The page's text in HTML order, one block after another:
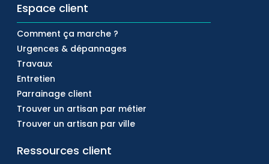
Espace client
Comment ça marche ?
Urgences & dépannages
Travaux
Entretien
Parrainage client
Trouver un artisan par métier
Trouver un artisan par ville
Ressources client